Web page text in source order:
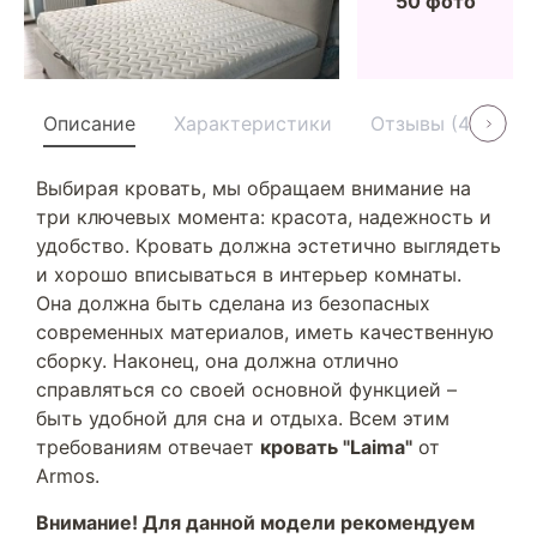
Описание Характеристики Отзывы (40)
Выбирая кровать, мы обращаем внимание на
три ключевых момента: красота, надежность и
удобство. Кровать должна эстетично выглядеть
и хорошо вписываться в интерьер комнаты.
Она должна быть сделана из безопасных
современных материалов, иметь качественную
сборку. Наконец, она должна отлично
справляться со своей основной функцией –
быть удобной для сна и отдыха. Всем этим
требованиям отвечает кровать "Laima" от
Armos.
Внимание! Для данной модели рекомендуем